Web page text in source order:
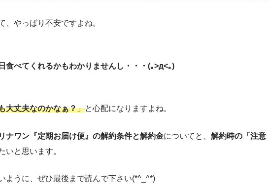
、やっぱり不安ですよね。
食べてくれるかもわかりませんし・・・(｡>д<｡)
大丈夫なのかなぁ？」と心配になりますよね。
ナワン『定期お届け便』の解約条件と解約金についてと、 解約時の「注意
いと思います。
ように、ぜひ最後まで読んで下さい(*^_^*)